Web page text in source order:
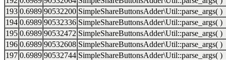
193 0.6989 90532200 SimpleShareButtonsAdder\Util::parse_args( )
194 0.6989 90532336 SimpleShareButtonsAdder\Util::parse_args( )
195 0.6989 90532472 SimpleShareButtonsAdder\Util::parse_args( )
196 0.6989 90532608 SimpleShareButtonsAdder\Util::parse_args( )
197 0.6989 90532744 SimpleShareButtonsAdder\Util::parse_args( )